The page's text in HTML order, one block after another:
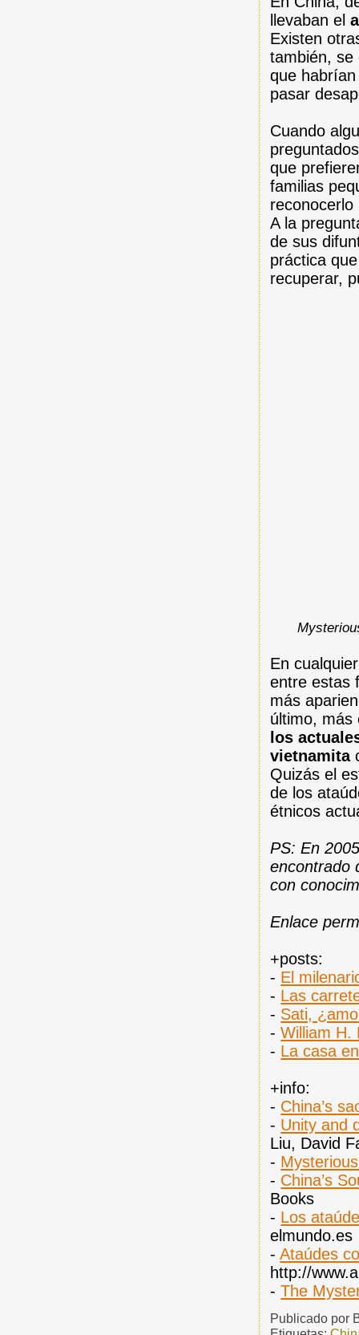
llevaban el
Existen
también, se
que
pasar
Cuando
que
familias
A la
de sus
práctica
recuperar,
En
entre estas
más
último, más
los
vietnamita
Quizás el
de los
étnicos
PS: En
encontrado
con
Enlace
+posts:
- El
- Las
- Sati,
-William H.
- La casa
+info:
- China’s
- Unity and
Liu, David
-
- China’s
Books
- Los
elmundo.es
-Ataúdes
http://
-The
Publicado por